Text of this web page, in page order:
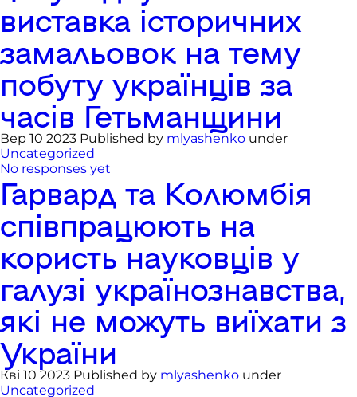
виставка історичних
замальовок на тему
побуту українців за
часів Гетьманщини
Вер 10 2023 Published by mlyashenko under
Uncategorized
No responses yet
Гарвард та Колюмбія
співпрацюють на
користь науковців у
галузі українознавства,
які не можуть виїхати з
України
Кві 10 2023 Published by mlyashenko under
Uncategorized